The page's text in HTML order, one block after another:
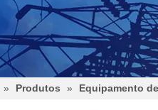
» Produtos » Equipamento